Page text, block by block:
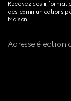
Recevez des
des communications
Maison.
Adresse